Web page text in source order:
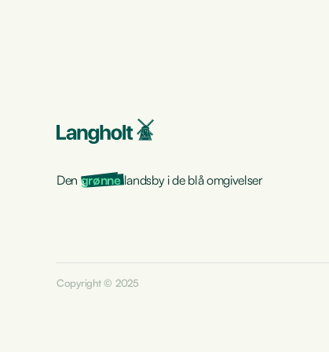
Den grønnelandsby i de blå omgivelser
Copyright © 2025